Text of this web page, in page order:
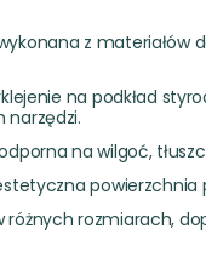
z materiałów
na podkład
narzędzi.
na wilgoć,
rozmiarach,